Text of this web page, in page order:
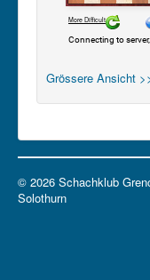
Grössere Ansicht
© 2026 Schachklub
Solothurn